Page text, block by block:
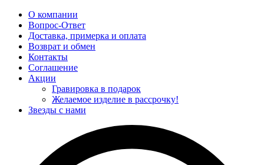
О компании
Вопрос-Ответ
Доставка, примерка и оплата
Возврат и обмен
Контакты
Соглашение
Акции
Гравировка в подарок
Желаемое изделие в рассрочку!
Звезды с нами